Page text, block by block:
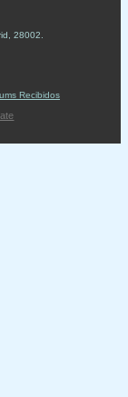
28002
Recibidos